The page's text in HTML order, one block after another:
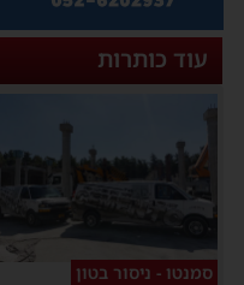
עוד כותרות
סמנטו - ניסור בטון